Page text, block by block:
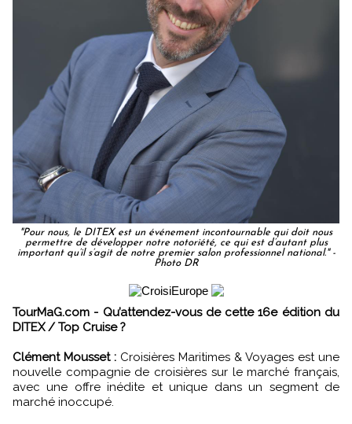
"Pour nous, le DITEX est un événement incontournable qui doit nous
permettre de développer notre notoriété, ce qui est d’autant plus
important qu’il s’agit de notre premier salon professionnel national." -
Photo DR
TourMaG.com - Qu’attendez-vous de cette 16e édition du
DITEX / Top Cruise ?
Clément Mousset : Croisières Maritimes & Voyages est une
nouvelle compagnie de croisières sur le marché français,
avec une offre inédite et unique dans un segment de
marché inoccupé.